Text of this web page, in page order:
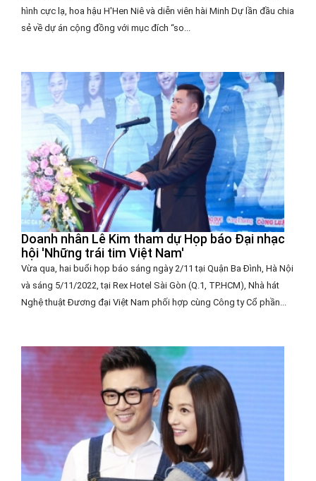
hình cực lạ, hoa hậu H'Hen Niê và diễn viên hài Minh Dự lần đầu chia
sẻ về dự án cộng đồng với mục đích “so...
Doanh nhân Lê Kim tham dự Họp báo Đại nhạc
hội 'Những trái tim Việt Nam'
Vừa qua, hai buổi họp báo sáng ngày 2/11 tại Quận Ba Đình, Hà Nội
và sáng 5/11/2022, tại Rex Hotel Sài Gòn (Q.1, TP.HCM), Nhà hát
Nghệ thuật Đương đại Việt Nam phối hợp cùng Công ty Cổ phần...